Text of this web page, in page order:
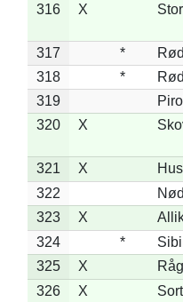
316
X
317 *
318
*
319
320
X
321 X
322
323
X
324
*
325
X
326
X